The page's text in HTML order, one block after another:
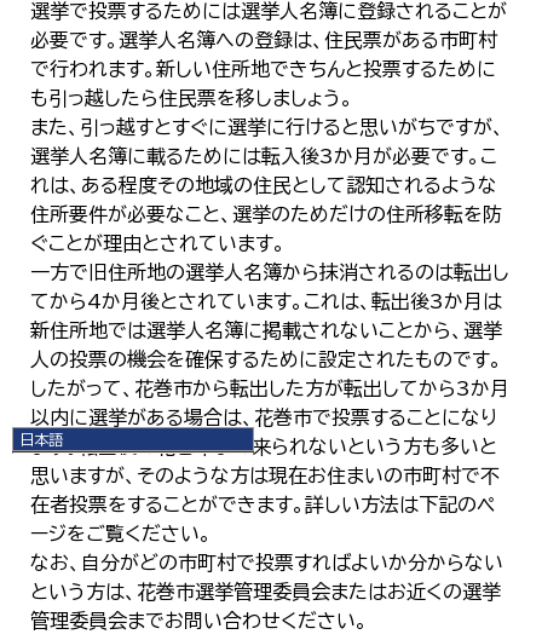
日本語
English
한국어
简体中文
繁體中文
選挙で投票するためには選挙人名簿に登録されることが
必要です。選挙人名簿への登録は、住民票がある市町村
で行われます。新しい住所地できちんと投票するために
も引っ越したら住民票を移しましょう。
また、引っ越すとすぐに選挙に行けると思いがちですが、
選挙人名簿に載るためには転入後3か月が必要です。こ
れは、ある程度その地域の住民として認知されるような
住所要件が必要なこと、選挙のためだけの住所移転を防
ぐことが理由とされています。
一方で旧住所地の選挙人名簿から抹消されるのは転出し
てから4か月後とされています。これは、転出後3か月は
新住所地では選挙人名簿に掲載されないことから、選挙
人の投票の機会を確保するために設定されたものです。
したがって、花巻市から転出した方が転出してから3か月
以内に選挙がある場合は、花巻市で投票することになり
ます。転出後で花巻市まで来られないという方も多いと
思いますが、そのような方は現在お住まいの市町村で不
在者投票をすることができます。詳しい方法は下記のペ
ージをご覧ください。
なお、自分がどの市町村で投票すればよいか分からない
という方は、花巻市選挙管理委員会またはお近くの選挙
管理委員会までお問い合わせください。